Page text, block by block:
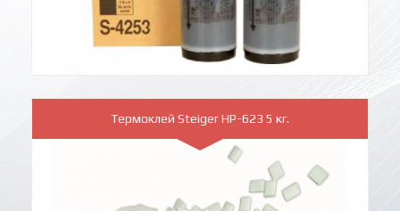
Термоклей Steiger HP-623 5 кг.